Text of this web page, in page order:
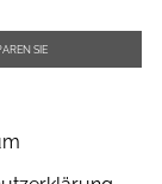
SIE